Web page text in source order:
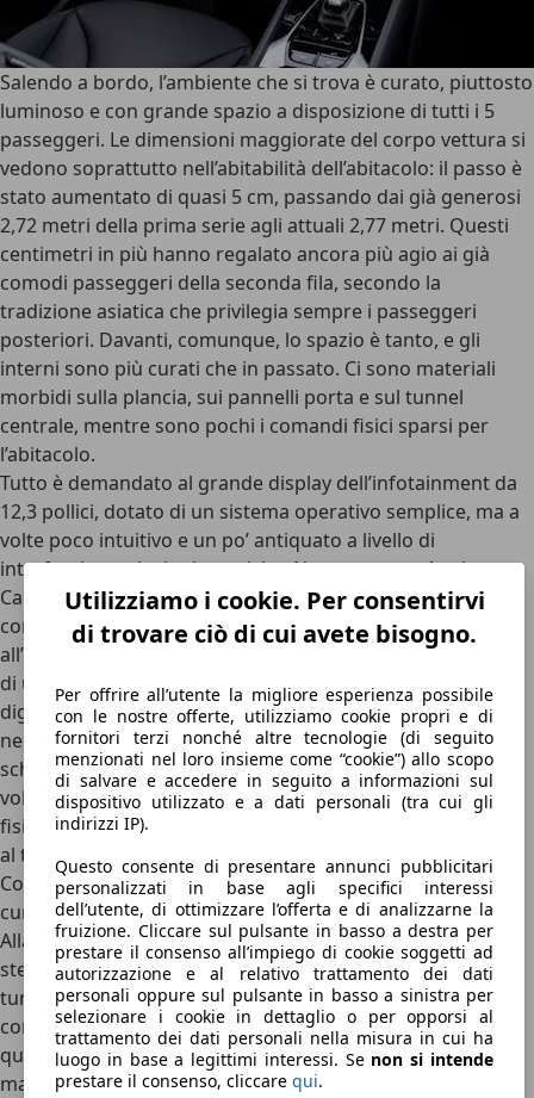
Utilizziamo i cookie. Per consentirvi
di trovare ciò di cui avete bisogno.
Per offrire all’utente la migliore esperienza possibile
con le nostre offerte, utilizziamo cookie propri e di
fornitori terzi nonché altre tecnologie (di seguito
menzionati nel loro insieme come “cookie”) allo scopo
di salvare e accedere in seguito a informazioni sul
dispositivo utilizzato e a dati personali (tra cui gli
indirizzi IP).
Questo consente di presentare annunci pubblicitari
personalizzati in base agli specifici interessi
dell’utente, di ottimizzare l’offerta e di analizzarne la
fruizione. Cliccare sul pulsante in basso a destra per
prestare il consenso all’impiego di cookie soggetti ad
autorizzazione e al relativo trattamento dei dati
personali oppure sul pulsante in basso a sinistra per
selezionare i cookie in dettaglio o per opporsi al
trattamento dei dati personali nella misura in cui ha
luogo in base a legittimi interessi. Se non si intende
prestare il consenso, cliccare qui.
Salendo a bordo, l’ambiente che si trova è curato, piuttosto
luminoso e con grande spazio a disposizione di tutti i 5
passeggeri. Le dimensioni maggiorate del corpo vettura si
vedono soprattutto nell’abitabilità dell’abitacolo: il passo è
stato aumentato di quasi 5 cm, passando dai già generosi
2,72 metri della prima serie agli attuali 2,77 metri. Questi
centimetri in più hanno regalato ancora più agio ai già
comodi passeggeri della seconda fila, secondo la
tradizione asiatica che privilegia sempre i passeggeri
posteriori. Davanti, comunque, lo spazio è tanto, e gli
interni sono più curati che in passato. Ci sono materiali
morbidi sulla plancia, sui pannelli porta e sul tunnel
centrale, mentre sono pochi i comandi fisici sparsi per
l’abitacolo.
Tutto è demandato al grande display dell’infotainment da
12,3 pollici, dotato di un sistema operativo semplice, ma a
volte poco intuitivo e un po’ antiquato a livello di
interfaccia e soluzioni estetiche. Non mancano Apple
CarPlay e Android Auto, anche wireless, ma avere i
comandi del clima e dei sistemi di sicurezza integrati
all’interno del display non è sempre il massimo in termini
di usabilità durante la guida.
Anche il quadro strumenti
digitale, sempre da 12,3 pollici, ha tutte le informazioni
necessarie, però l’interfaccia e il layout di alcune
schermate non sono sempre così intuitive. Non male il
volante, a tre razze con corona tagliata in basso, ma i tasti
fisici sulle razze appaiono piuttosto economici alla vista e
al tatto.
Come si guida la MG HS: convince per il comfort, ma tra le
curve è un po’ impacciata
Alla base di tutte le versioni della HS portate in Italia c’è lo
stesso motore, un 1.5 quattro cilindri benzina
turbocompresso, disponibile sia in versione termica che
con sistemi Full Hybrid o Plug-In Hybrid. La1.5 T-GDI ha il
quattro cilindri “liscio” da 170 CV, con cambio manuale a 6
marce o automatico doppia frizione a 7 rapporti, mentre